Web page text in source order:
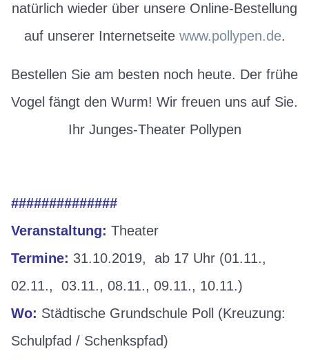
natürlich wieder über unsere Online-Bestellung
auf unserer Internetseite www.pollypen.de.
Bestellen Sie am besten noch heute. Der frühe
Vogel fängt den Wurm! Wir freuen uns auf Sie.
Ihr Junges-Theater Pollypen
##############
Veranstaltung: Theater
Termine: 31.10.2019, ab 17 Uhr (01.11.,
02.11., 03.11., 08.11., 09.11., 10.11.)
Wo: Städtische Grundschule Poll (Kreuzung:
Schulpfad / Schenkspfad)